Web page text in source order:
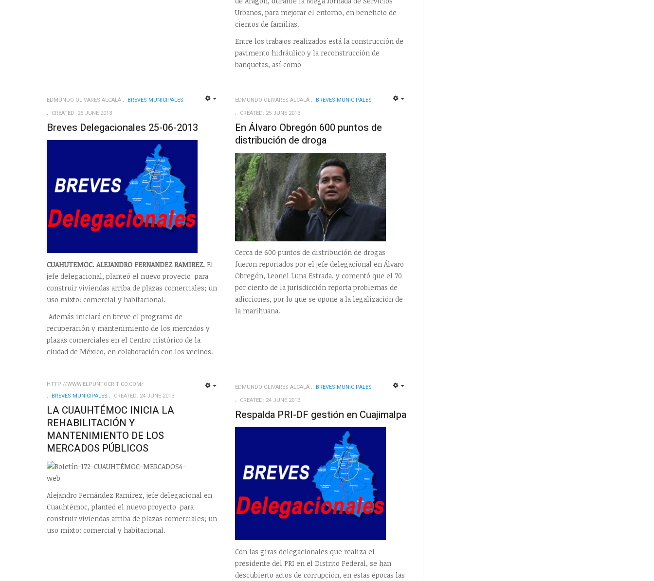
Urbanos, para mejorar el entorno, en beneficio de
cientos de familias.
Entre los trabajos realizados está la construcción de
pavimento hidráulico y la reconstrucción de
banquetas, así como
EDMUNDO OLIVARES ALCALÁ
BREVES MUNICIPALES
CREATED: 25 JUNE 2013
Breves Delegacionales 25-06-2013
CUAHUTEMOC. ALEJANDRO FERNANDEZ RAMIREZ. El
jefe delegacional, planteó el nuevo proyecto para
construir viviendas arriba de plazas comerciales; un
uso mixto: comercial y habitacional.
Además iniciará en breve el programa de
recuperación y mantenimiento de los mercados y
plazas comerciales en el Centro Histórico de la
ciudad de México, en colaboración con los vecinos.
EDMUNDO OLIVARES ALCALÁ
BREVES MUNICIPALES
CREATED: 25 JUNE 2013
En Álvaro Obregón 600 puntos de
distribución de droga
Cerca de 600 puntos de distribución de drogas
fueron reportados por el jefe delegacional en Álvaro
Obregón, Leonel Luna Estrada, y comentó que el 70
por ciento de la jurisdicción reporta problemas de
adicciones, por lo que se opone a la legalización de
la marihuana.
HTTP://WWW.ELPUNTOCRITICO.COM/
BREVES MUNICIPALES
CREATED: 24 JUNE 2013
LA CUAUHTÉMOC INICIA LA
REHABILITACIÓN Y
MANTENIMIENTO DE LOS
MERCADOS PÚBLICOS
Alejandro Fernández Ramírez, jefe delegacional en
Cuauhtémoc, planteó el nuevo proyecto para
construir viviendas arriba de plazas comerciales; un
uso mixto: comercial y habitacional.
EDMUNDO OLIVARES ALCALÁ
BREVES MUNICIPALES
CREATED: 24 JUNE 2013
Respalda PRI-DF gestión en Cuajimalpa
Con las giras delegacionales que realiza el
presidente del PRI en el Distrito Federal, se han
descubierto actos de corrupción, en estas épocas las